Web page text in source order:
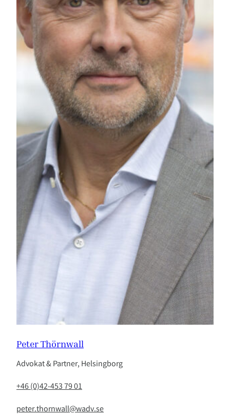
Peter Thörnwall
Advokat & Partner, Helsingborg
+46 (0)42-453 79 01
peter.thornwall@wadv.se